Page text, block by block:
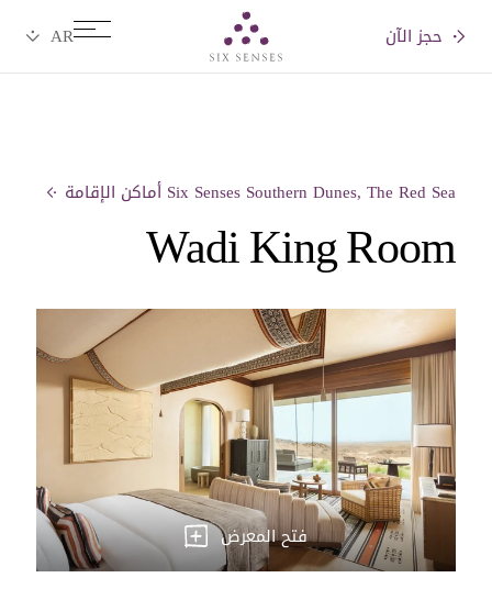
حجز الآن
Six Senses Southern Dunes, The Red Sea أماكن الإقامة
Wadi King Room
فتح المعرض